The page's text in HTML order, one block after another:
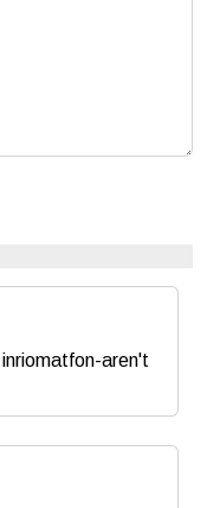
aren't